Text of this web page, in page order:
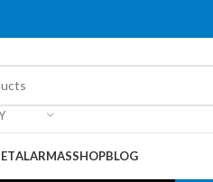
ALARMASSHOPBLOG